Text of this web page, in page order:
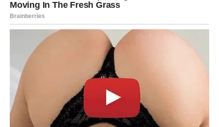
dolazi:
stabilnija finansijska situacija
mogućnost bonusa ili povišice
ponuda/ugovor/projekat koji donosi duži rok sigurnosti
naplata nečega što kasni (novac, dug, obećanje, rezultat)